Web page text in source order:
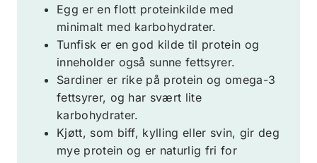
Egg er en flott proteinkilde med
minimalt med karbohydrater.
Tunfisk er en god kilde til protein og
inneholder også sunne fettsyrer.
Sardiner er rike på protein og omega-3
fettsyrer, og har svært lite
karbohydrater.
Kjøtt, som biff, kylling eller svin, gir deg
mye protein og er naturlig fri for